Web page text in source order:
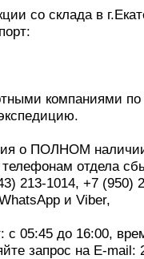
со склада в
компаниями
о ПОЛНОМ
отдела
213-1014, +7 (950)
и Viber,
до 16:00,
запрос на E-mail: